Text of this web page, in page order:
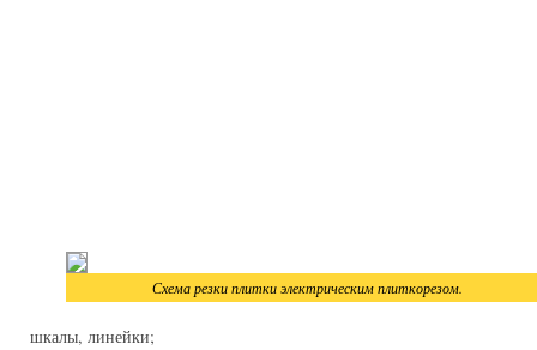
Схема резки плитки электрическим плиткорезом.
шкалы, линейки;